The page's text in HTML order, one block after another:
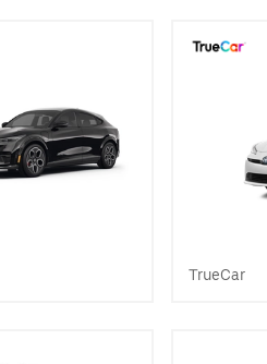
TrueCar